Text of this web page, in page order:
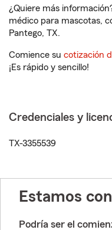
¿Quiere más
médico para mascotas,
Pantego, TX.
Comience su cotización
¡Es rápido y sencillo!
Credenciales y
TX-3355539
Estamos
Podría ser el